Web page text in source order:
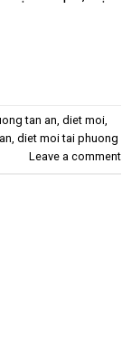
tan an, diet moi,
, diet moi tai phuong
Leave a comment